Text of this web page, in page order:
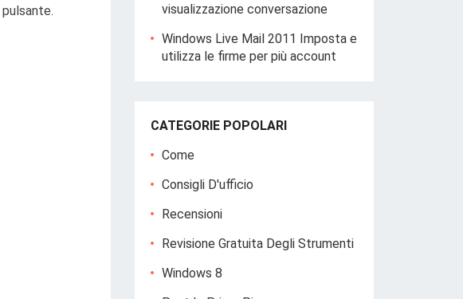
pulsante.
visualizzazione conversazione
Windows Live Mail 2011 Imposta e
utilizza le firme per più account
CATEGORIE POPOLARI
Come
Consigli D'ufficio
Recensioni
Revisione Gratuita Degli Strumenti
Windows 8